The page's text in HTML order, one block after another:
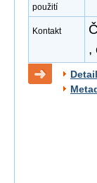
použití
Kontakt
,